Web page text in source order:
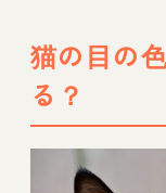
猫の目の
る？